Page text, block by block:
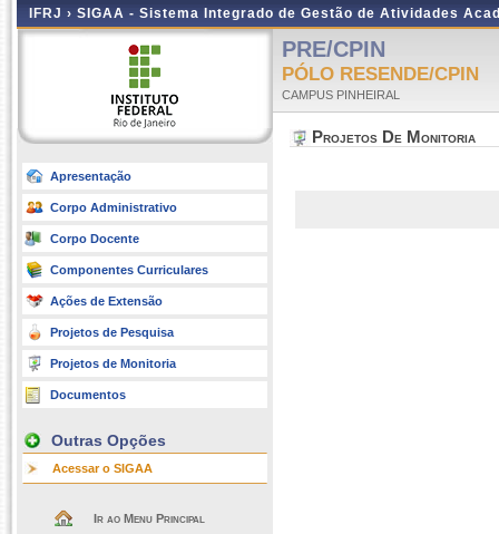
IFRJ › SIGAA - Sistema Integrado de Gestão de Atividades
Apresentação
Corpo Administrativo
Corpo Docente
Componentes Curriculares
Ações de Extensão
Projetos de Pesquisa
Projetos de Monitoria
Documentos
Outras Opções
Acessar o SIGAA
Ir ao Menu Principal
PRE/CPIN
PÓLO RESENDE/CPIN
CAMPUS PINHEIRAL
Projetos De Monitoria